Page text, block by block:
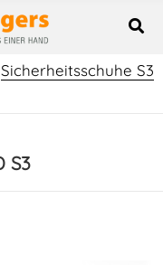
Sicherheitsschuhe S3
S3